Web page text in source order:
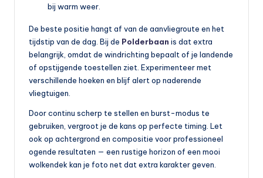
bij warm weer.
De beste positie hangt af van de aanvliegroute en het
tijdstip van de dag. Bij de Polderbaan is dat extra
belangrijk, omdat de windrichting bepaalt of je landende
of opstijgende toestellen ziet. Experimenteer met
verschillende hoeken en blijf alert op naderende
vliegtuigen.
Door continu scherp te stellen en burst-modus te
gebruiken, vergroot je de kans op perfecte timing. Let
ook op achtergrond en compositie voor professioneel
ogende resultaten — een rustige horizon of een mooi
wolkendek kan je foto net dat extra karakter geven.